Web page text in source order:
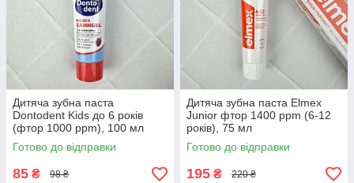
Дитяча зубна паста
Dontodent Kids до 6 років
(фтор 1000 ppm), 100 мл
Готово до відправки
85 ₴ 98 ₴
Дитяча зубна паста Elmex
Junior фтор 1400 ppm (6-12
років), 75 мл
Готово до відправки
195 ₴ 220 ₴